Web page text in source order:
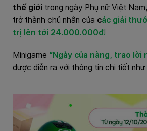
thế giới trong ngày Phụ nữ Việt
trở thành chủ nhân của các giải
trị lên tới 24.000.000đ!
Minigame “Ngày của nàng, trao lời
được diễn ra với thông tin chi tiết như